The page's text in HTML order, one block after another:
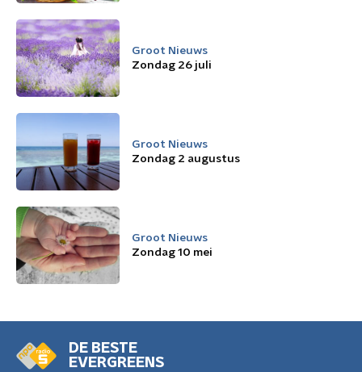
Groot Nieuws
Zondag 26 juli
Groot Nieuws
Zondag 2 augustus
Groot Nieuws
Zondag 10 mei
DE BESTE
EVERGREENS